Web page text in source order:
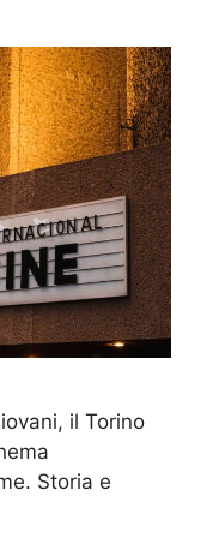
il Torino
Storia e